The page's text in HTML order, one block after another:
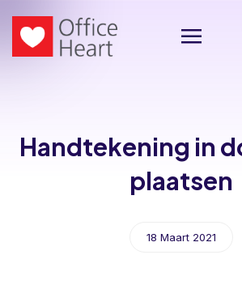
Handtekening in
plaatsen
18 Maart 2021